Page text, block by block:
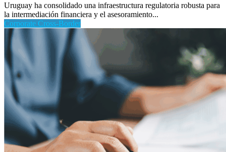
Uruguay ha consolidado una infraestructura regulatoria robusta para
la intermediación financiera y el asesoramiento...
Corporate Cross-Border